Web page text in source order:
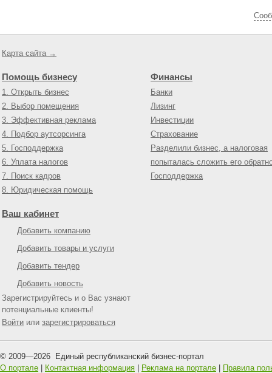
Карта сайта →
Помощь бизнесу
1. Открыть бизнес
2. Выбор помещения
3. Эффективная реклама
4. Подбор аутсорсинга
5. Господдержка
6. Уплата налогов
7. Поиск кадров
8. Юридическая помощь
Финансы
Банки
Лизинг
Инвестиции
Страхование
Разделили бизнес, а налоговая
попыталась сложить его
Господдержка
Ваш кабинет
Добавить компанию
Добавить товары и услуги
Добавить тендер
Добавить новость
Зарегистрируйтесь и о Вас узнают
потенциальные клиенты!
Войти или зарегистрироваться
© 2009—2026 Единый республиканский бизнес-портал
О портале
Контактная информация Реклама на портале Правила